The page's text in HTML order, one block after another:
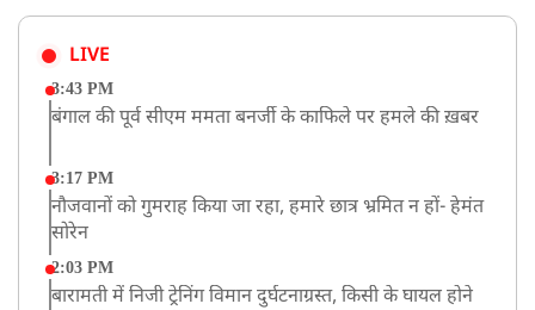
LIVE
3:43 PM
बंगाल की पूर्व सीएम ममता बनर्जी के काफिले पर हमले की ख़बर
3:17 PM
नौजवानों को गुमराह किया जा रहा, हमारे छात्र भ्रमित न हों- हेमंत
सोरेन
2:03 PM
बारामती में निजी ट्रेनिंग विमान दुर्घटनाग्रस्त, किसी के घायल होने